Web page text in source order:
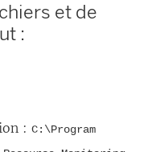
et de
:
: C:\Program